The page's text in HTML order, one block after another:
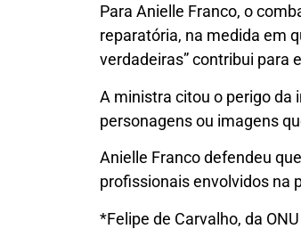
Para Anielle Franco, o
reparatória, na medida em
verdadeiras” contribui para
A ministra citou o perigo da
personagens ou imagens
Anielle Franco defendeu
profissionais envolvidos na
*Felipe de Carvalho, da